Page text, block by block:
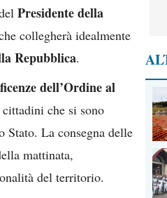
Presidente della
collegherà idealmente
Repubblica.
dell’Ordine al
che si sono
La consegna delle
mattinata,
del territorio.